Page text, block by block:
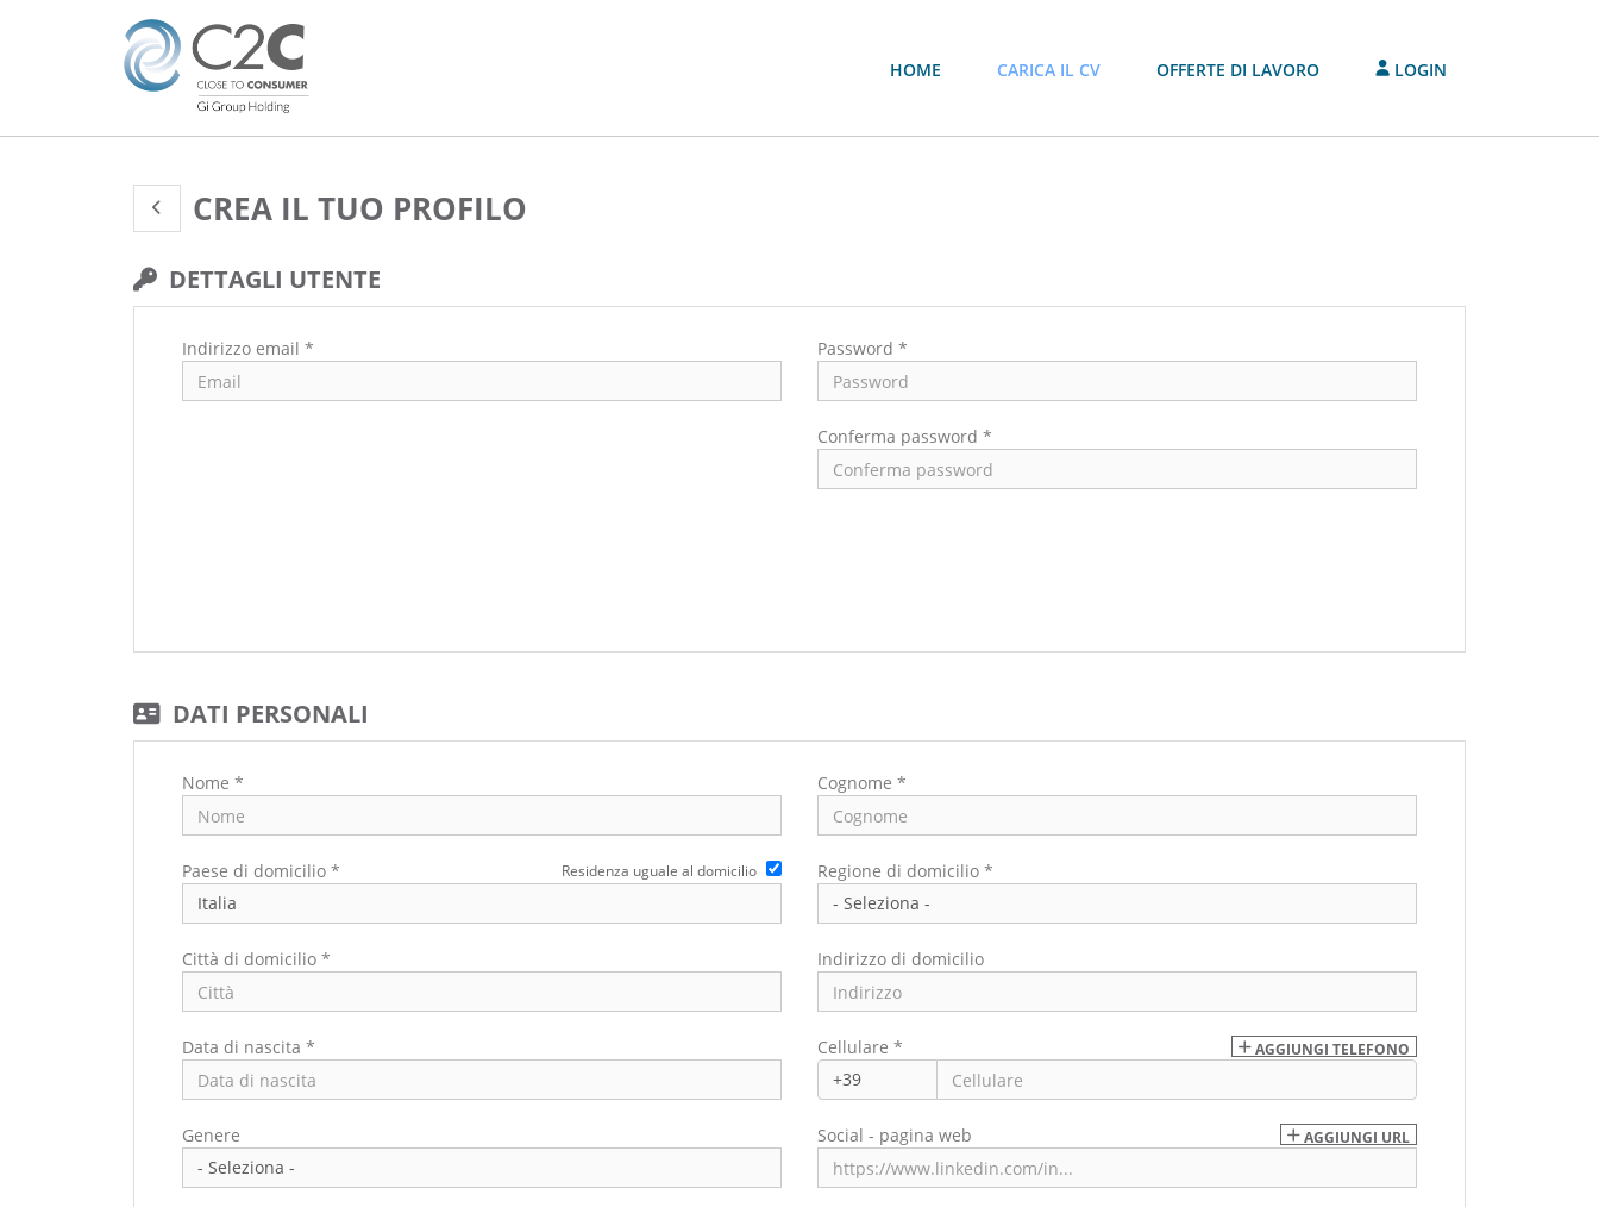
HOME CARICA IL CV OFFERTE DI LAVORO LOGIN
CREA IL TUO PROFILO
DETTAGLI UTENTE
Indirizzo email * Password *
Conferma password *
DATI PERSONALI
Nome * Cognome *
Paese di domicilio * Residenza uguale al domicilio Regione di domicilio *
Città di domicilio * Indirizzo di domicilio
Paese di residenza * Regione/Cantone di residenza *
Città di residenza Indirizzo di residenza
Data di nascita *
Genere
Cellulare * AGGIUNGI TELEFONO
Social - pagina web AGGIUNGI URL